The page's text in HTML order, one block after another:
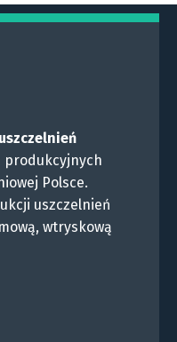
produkcyjnych
Polsce.
uszczelnień
wtryskową